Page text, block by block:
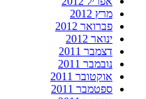
מרץ 2012
פברואר 2012
ינואר 2012
דצמבר 2011
נובמבר 2011
אוקטובר 2011
ספטמבר 2011